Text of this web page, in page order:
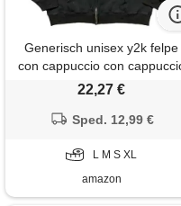
Generisch unisex y2k felpe
con cappuccio con
in pelliccia zip up cotone felpa
hip hop punk street rock goth
22,27 €
Sped. 12,99 €
L M S XL
amazon